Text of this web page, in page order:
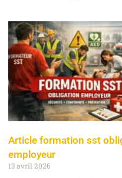
Article formation sst
employeur
13 avril 2026